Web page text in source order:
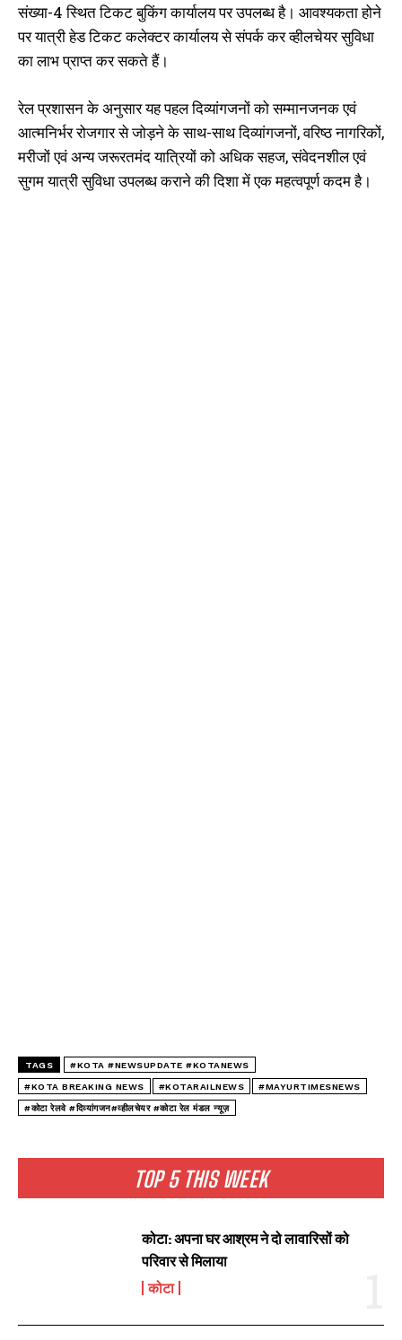
TOP 5 THIS WEEK
कोटा: अपना घर आश्रम ने दो लावारिसों को
परिवार से मिलाया
कोटा
संख्या-4 स्थित टिकट बुकिंग कार्यालय पर उपलब्ध है। आवश्यकता होने
पर यात्री हेड टिकट कलेक्टर कार्यालय से संपर्क कर व्हीलचेयर सुविधा
का लाभ प्राप्त कर सकते हैं।
रेल प्रशासन के अनुसार यह पहल दिव्यांगजनों को सम्मानजनक एवं
आत्मनिर्भर रोजगार से जोड़ने के साथ-साथ दिव्यांगजनों, वरिष्ठ नागरिकों,
मरीजों एवं अन्य जरूरतमंद यात्रियों को अधिक सहज, संवेदनशील एवं
सुगम यात्री सुविधा उपलब्ध कराने की दिशा में एक महत्वपूर्ण कदम है।
TAGS #KOTA #NEWSUPDATE #KOTANEWS
#KOTA BREAKING NEWS #KOTARAILNEWS #MAYURTIMESNEWS
#कोटा रेलवे #दिव्यांगजन#व्हीलचेयर #कोटा रेल मंडल न्यूज़